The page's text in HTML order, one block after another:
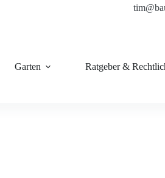
Garten Ratgeber &